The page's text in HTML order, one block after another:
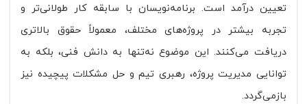
تعیین درآمد است. برنامه‌نویسان با سابقه کار طولانی‌تر و
تجربه بیشتر در پروژه‌های مختلف، معمولاً حقوق بالاتری
دریافت می‌کنند. این موضوع نه‌تنها به دانش فنی، بلکه به
توانایی مدیریت پروژه، رهبری تیم و حل مشکلات پیچیده نیز
بازمی‌گردد.